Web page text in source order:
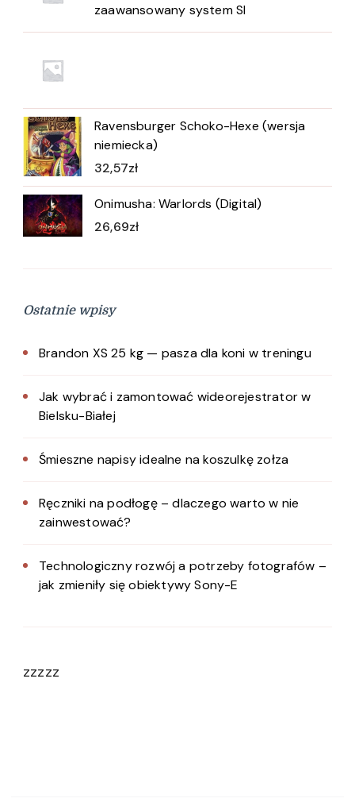
zaawansowany system SI
Ravensburger Schoko-Hexe (wersja
niemiecka)
32,57zł
Onimusha: Warlords (Digital)
26,69zł
Ostatnie wpisy
Brandon XS 25 kg — pasza dla koni w treningu
Jak wybrać i zamontować wideorejestrator w
Bielsku-Białej
Śmieszne napisy idealne na koszulkę zołza
Ręczniki na podłogę – dlaczego warto w nie
zainwestować?
Technologiczny rozwój a potrzeby fotografów –
jak zmieniły się obiektywy Sony-E
zzzzz